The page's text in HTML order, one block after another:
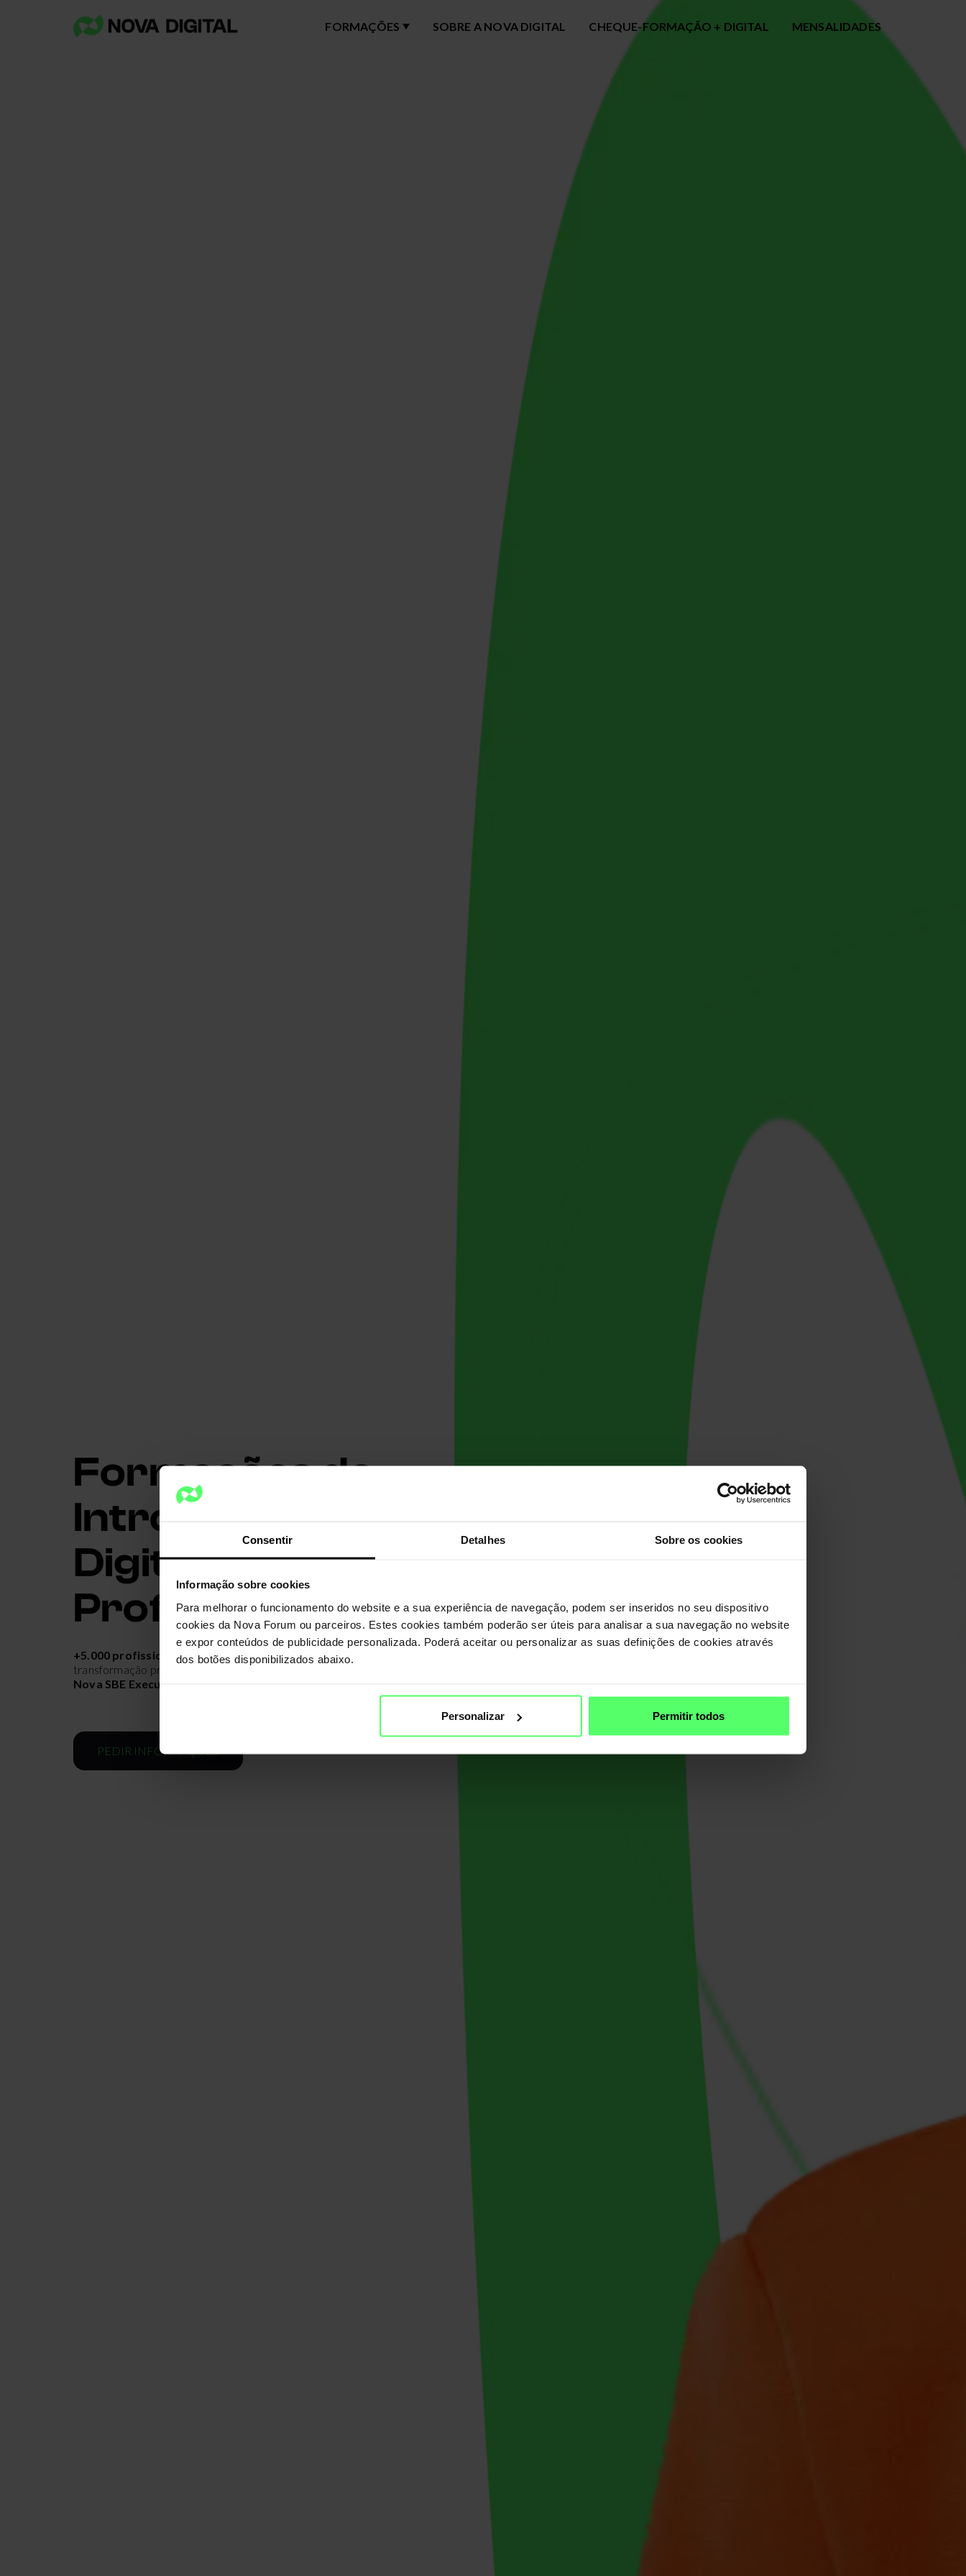
Consentir Detalhes Sobre os cookies
Informação sobre cookies
Para melhorar o funcionamento do website e a sua experiência de navegação, podem ser inseridos no seu dispositivo
cookies da Nova Forum ou parceiros. Estes cookies também poderão ser úteis para analisar a sua navegação no website
e expor conteúdos de publicidade personalizada. Poderá aceitar ou personalizar as suas definições de cookies através
dos botões disponibilizados abaixo.
Personalizar Permitir todos
FORMAÇÕES SOBRE A NOVA DIGITAL CHEQUE-FORMAÇÃO + DIGITAL MENSALIDADES
Formações de
Introdução ao
Digital para
Profissionais
+5.000 profissionaisjá iniciaram o seu percurso de
transformação profissional com a Nova Digital
Nova SBE Executive Education
PEDIR INFORMAÇÕES